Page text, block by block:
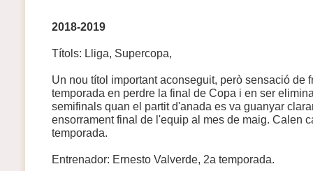
2018-2019
Títols: Lliga, Supercopa,
Un nou títol important aconseguit, però sensació de
temporada en perdre la final de Copa i en ser
semifinals quan el partit d'anada es va guanyar
ensorrament final de l'equip al mes de maig. Calen
temporada.
Entrenador: Ernesto Valverde, 2a temporada.